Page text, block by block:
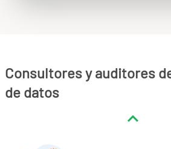
Consultores y auditores
de datos